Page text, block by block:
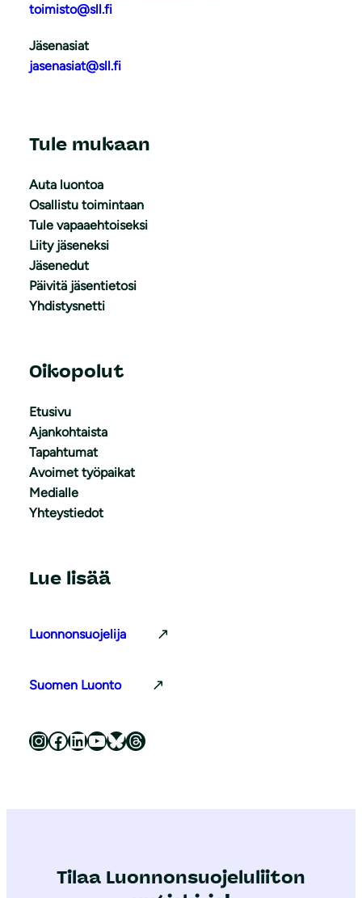
toimisto@sll.fi
Jäsenasiat
jasenasiat@sll.fi
Tule mukaan
Auta luontoa
Osallistu toimintaan
Tule vapaaehtoiseksi
Liity jäseneksi
Jäsenedut
Päivitä jäsentietosi
Yhdistysnetti
Oikopolut
Etusivu
Ajankohtaista
Tapahtumat
Avoimet työpaikat
Medialle
Yhteystiedot
Lue lisää
Luonnonsuojelija
Suomen Luonto
Luonnonsuojeluliitto Instagramissa Luonnonsuojeluliitto Facebookissa Luonnonsuojeluliitto LinkedInissä Luonnonsuojeluliiton YouTube-kanava Luonnonsuojeluliitto Blueskyssa Luonnonsuojeluliitto Threadsissa
Tilaa Luonnonsuojeluliiton